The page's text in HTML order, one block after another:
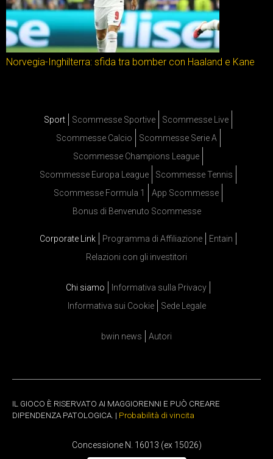
Norvegia-Inghilterra: sfida tra bomber con Haaland e Kane
Sport Scommesse Sportive
Scommesse Live
Scommesse Calcio
Scommesse Serie A
Scommesse Champions League
Scommesse Europa League
Scommesse Tennis
Scommesse Formula 1
App Scommesse
Bonus di Benvenuto Scommesse
Corporate Link Programma di Affiliazione
Entain
Relazioni con gli investitori
Chi siamo
Informativa sulla Privacy
Informativa sui Cookie
Sede Legale
bwin news Autori
IL GIOCO È RISERVATO AI MAGGIORENNI E PUÒ CREARE
DIPENDENZA PATOLOGICA. | Probabilità di vincita
Concessione N. 16013 (ex 15026)